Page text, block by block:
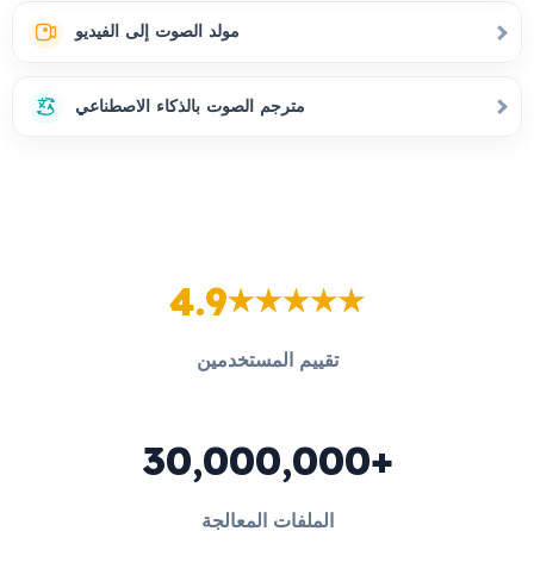
مولد الصوت إلى الفيديو
مترجم الصوت بالذكاء الاصطناعي
4.9
تقييم المستخدمين
30,000,000+
الملفات المعالجة